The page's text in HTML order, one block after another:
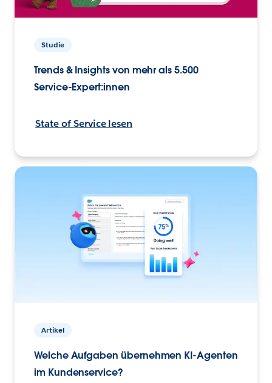
Studie
Trends & Insights von mehr als 5.500
Service-Expert:innen
State of Service lesen
Artikel
Welche Aufgaben übernehmen KI-Agenten
im Kundenservice?